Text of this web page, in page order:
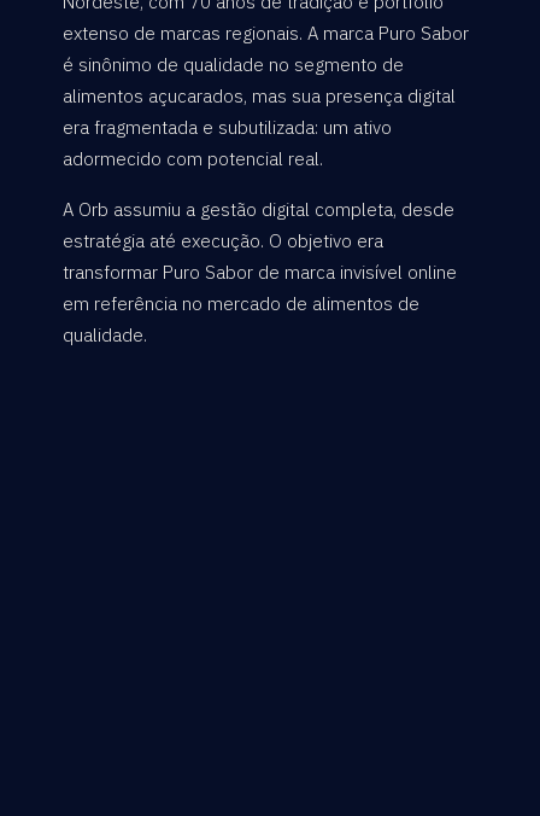
extenso de marcas regionais. A marca Puro Sabor
é sinônimo de qualidade no segmento de
alimentos açucarados, mas sua presença digital
era fragmentada e subutilizada: um ativo
adormecido com potencial real.
A Orb assumiu a gestão digital completa, desde
estratégia até execução. O objetivo era
transformar Puro Sabor de marca invisível online
em referência no mercado de alimentos de
qualidade.